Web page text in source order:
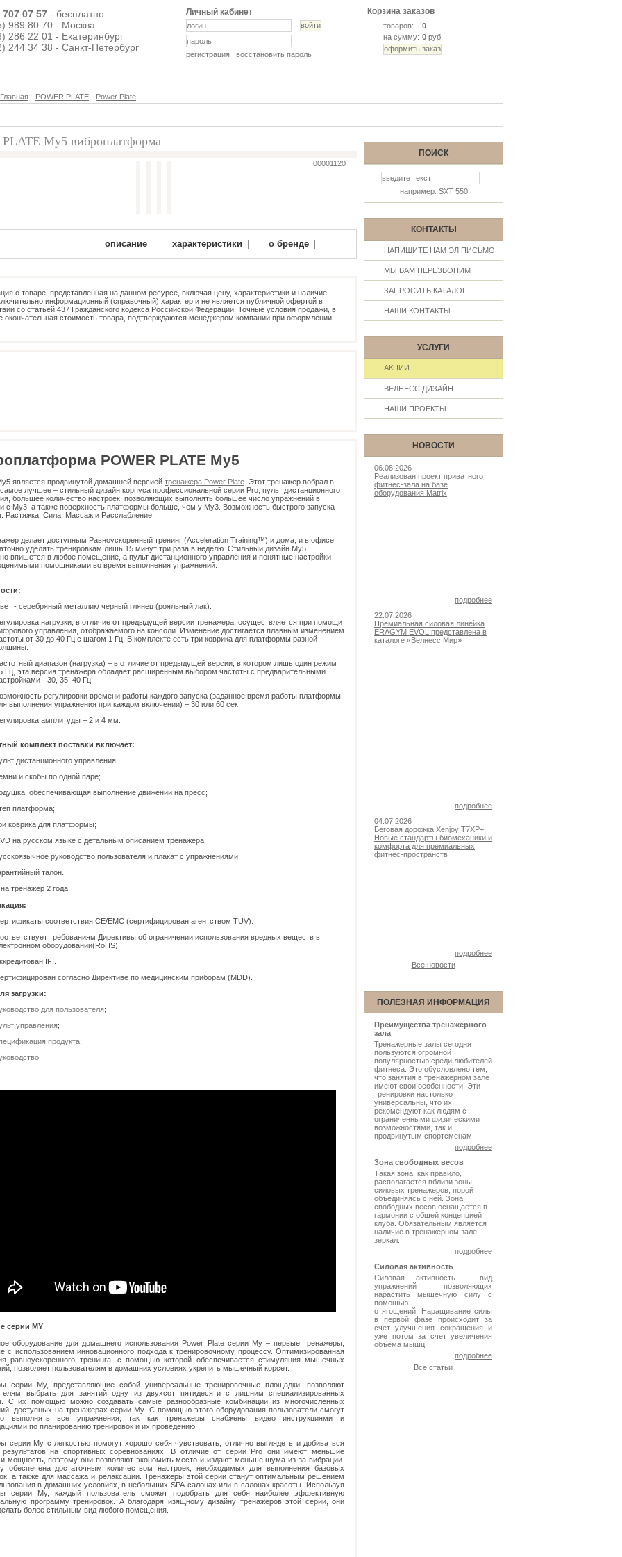
707 07 57 - бесплатно
989 80 70 - Москва
286 22 01 - Екатеринбург
244 34 38 - Санкт-Петербург
Личный кабинет
регистрация восстановить пароль
Корзина заказов
товаров:
0
на сумму: 0 руб.
Главная - POWER PLATE - Power Plate
00001120
PLATE My5 виброплатформа
описание | характеристики | о бренде |
о товаре, представленная на данном ресурсе, включая цену, характеристики и наличие,
информационный (справочный) характер и не является публичной офертой в
со статьёй 437 Гражданского кодекса Российской Федерации. Точные условия продажи, в
окончательная стоимость товара, подтверждаются менеджером компании при оформлении
POWER PLATE My5
является продвинутой домашней версией тренажера Power Plate . Этот тренажер вобрал в
лучшее – стильный дизайн корпуса профессиональной серии Pro, пульт дистанционного
большее количество настроек, позволяющих выполнять большее число упражнений в
с My3, а также поверхность платформы больше, чем у My3. Возможность быстрого запуска
Растяжка, Сила, Массаж и Расслабление.
делает доступным Равноускоренный тренинг (Acceleration Training™) и дома, и в офисе.
уделять тренировкам лишь 15 минут три раза в неделю. Стильный дизайн My5
впишется в любое помещение, а пульт дистанционного управления и понятные настройки
помощниками во время выполнения упражнений.
- серебряный металлик/ черный глянец (рояльный лак).
нагрузки, в отличие от предыдущей версии тренажера, осуществляется при помощи
управления, отображаемого на консоли. Изменение достигается плавным изменением
от 30 до 40 Гц с шагом 1 Гц. В комплекте есть три коврика для платформы разной
диапазон (нагрузка) – в отличие от предыдущей версии, в котором лишь один режим
Гц, эта версия тренажера обладает расширенным выбором частоты с предварительными
- 30, 35, 40 Гц.
регулировки времени работы каждого запуска (заданное время работы платформы
выполнения упражнения при каждом включении) – 30 или 60 сек.
амплитуды – 2 и 4 мм.
комплект поставки включает:
дистанционного управления;
и скобы по одной паре;
обеспечивающая выполнение движений на пресс;
платформа;
коврика для платформы;
на русском языке с детальным описанием тренажера;
руководство пользователя и плакат с упражнениями;
талон.
тренажер 2 года.
соответствия CE/EMC (сертифицирован агентством TUV).
требованиям Директивы об ограничении использования вредных веществ в
оборудовании(RoHS).
IFI.
согласно Директиве по медицинским приборам (MDD).
загрузки:
для пользователя;
управления;
продукта;
серии MY
оборудование для домашнего использования Power Plate серии My – первые тренажеры,
с использованием инновационного подхода к тренировочному процессу. Оптимизированная
равноускоренного тренинга, с помощью которой обеспечивается стимуляция мышечных
позволяет пользователям в домашних условиях укрепить мышечный корсет.
серии My, представляющие собой универсальные тренировочные площадки, позволяют
выбрать для занятий одну из двухсот пятидесяти с лишним специализированных
С их помощью можно создавать самые разнообразные комбинации из многочисленных
доступных на тренажерах серии My. С помощью этого оборудования пользователи смогут
выполнять все упражнения, так как тренажеры снабжены видео инструкциями и
по планированию тренировок и их проведению.
серии My с легкостью помогут хорошо себя чувствовать, отлично выглядеть и добиваться
на спортивных соревнованиях. В отличие от серии Pro они имеют меньшие
мощность, поэтому они позволяют экономить место и издают меньше шума из-за вибрации.
обеспечена достаточным количеством настроек, необходимых для выполнения базовых
а также для массажа и релаксации. Тренажеры этой серии станут оптимальным решением
в домашних условиях, в небольших SPA-салонах или в салонах красоты. Используя
серии Му, каждый пользователь сможет подобрать для себя наиболее эффективную
программу тренировок. А благодаря изящному дизайну тренажеров этой серии, они
более стильным вид любого помещения.
ПОИСК
например: SXT 550
КОНТАКТЫ
НАПИШИТЕ НАМ ЭЛ.ПИСЬМО
МЫ ВАМ ПЕРЕЗВОНИМ
ЗАПРОСИТЬ КАТАЛОГ
НАШИ КОНТАКТЫ
УСЛУГИ
АКЦИИ
ВЕЛНЕСС ДИЗАЙН
НАШИ ПРОЕКТЫ
НОВОСТИ
06.08.2026
Реализован проект приватного
фитнес-зала на базе
оборудования Matrix
подробнее
22.07.2026
Премиальная силовая линейка
ERAGYM EVOL представлена в
каталоге «Велнесс Мир»
подробнее
04.07.2026
Беговая дорожка Xenjoy T7XP+:
Новые стандарты биомеханики и
комфорта для премиальных
фитнес-пространств
подробнее
Все новости
ПОЛЕЗНАЯ ИНФОРМАЦИЯ
Преимущества тренажерного
зала
Тренажерные залы сегодня
пользуются огромной
популярностью среди любителей
фитнеса. Это обусловлено тем,
что занятия в тренажерном зале
имеют свои особенности. Эти
тренировки настолько
универсальны, что их
рекомендуют как людям с
ограниченными физическими
возможностями, так и
продвинутым спортсменам.
подробнее
Зона свободных весов
Такая зона, как правило,
располагается вблизи зоны
силовых тренажеров, порой
объединяясь с ней. Зона
свободных весов оснащается в
гармонии с общей концепцией
клуба. Обязательным является
наличие в тренажерном зале
зеркал.
подробнее
Силовая активность
Силовая активность - вид
упражнений , позволяющих
нарастить мышечную силу с
помощью
отягощений. Наращивание силы
в первой фазе происходит за
счет улучшения сокращения и
уже потом за счет увеличения
объема мышц.
подробнее
Все статьи